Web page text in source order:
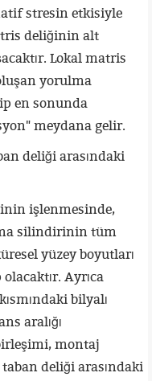
stresin etkisiyle
deliğinin alt
Lokal matris
yorulma
en sonunda
meydana gelir.
deliği arasındaki
işlenmesinde,
silindirinin tüm
yüzey boyutları
Ayrıca
bilyalı
aralığı
montaj
deliği arasındaki